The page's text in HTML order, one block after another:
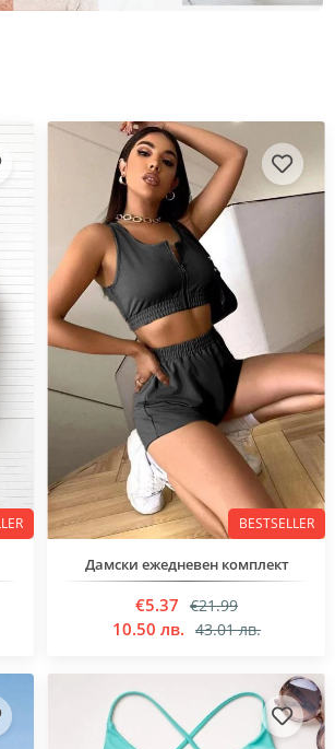
BESTSELLER
Дамски ежедневен комплект
€5.37 €21.99
10.50 лв. 43.01 лв.